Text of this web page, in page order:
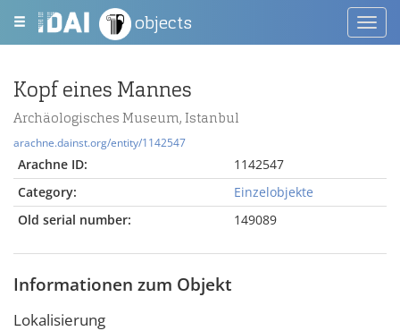
objects
Kopf eines Mannes
Archäologisches Museum, Istanbul
arachne.dainst.org/entity/1142547
Arachne ID:
1142547
Category:
Einzelobjekte
Old serial number:
149089
Informationen zum Objekt
Lokalisierung